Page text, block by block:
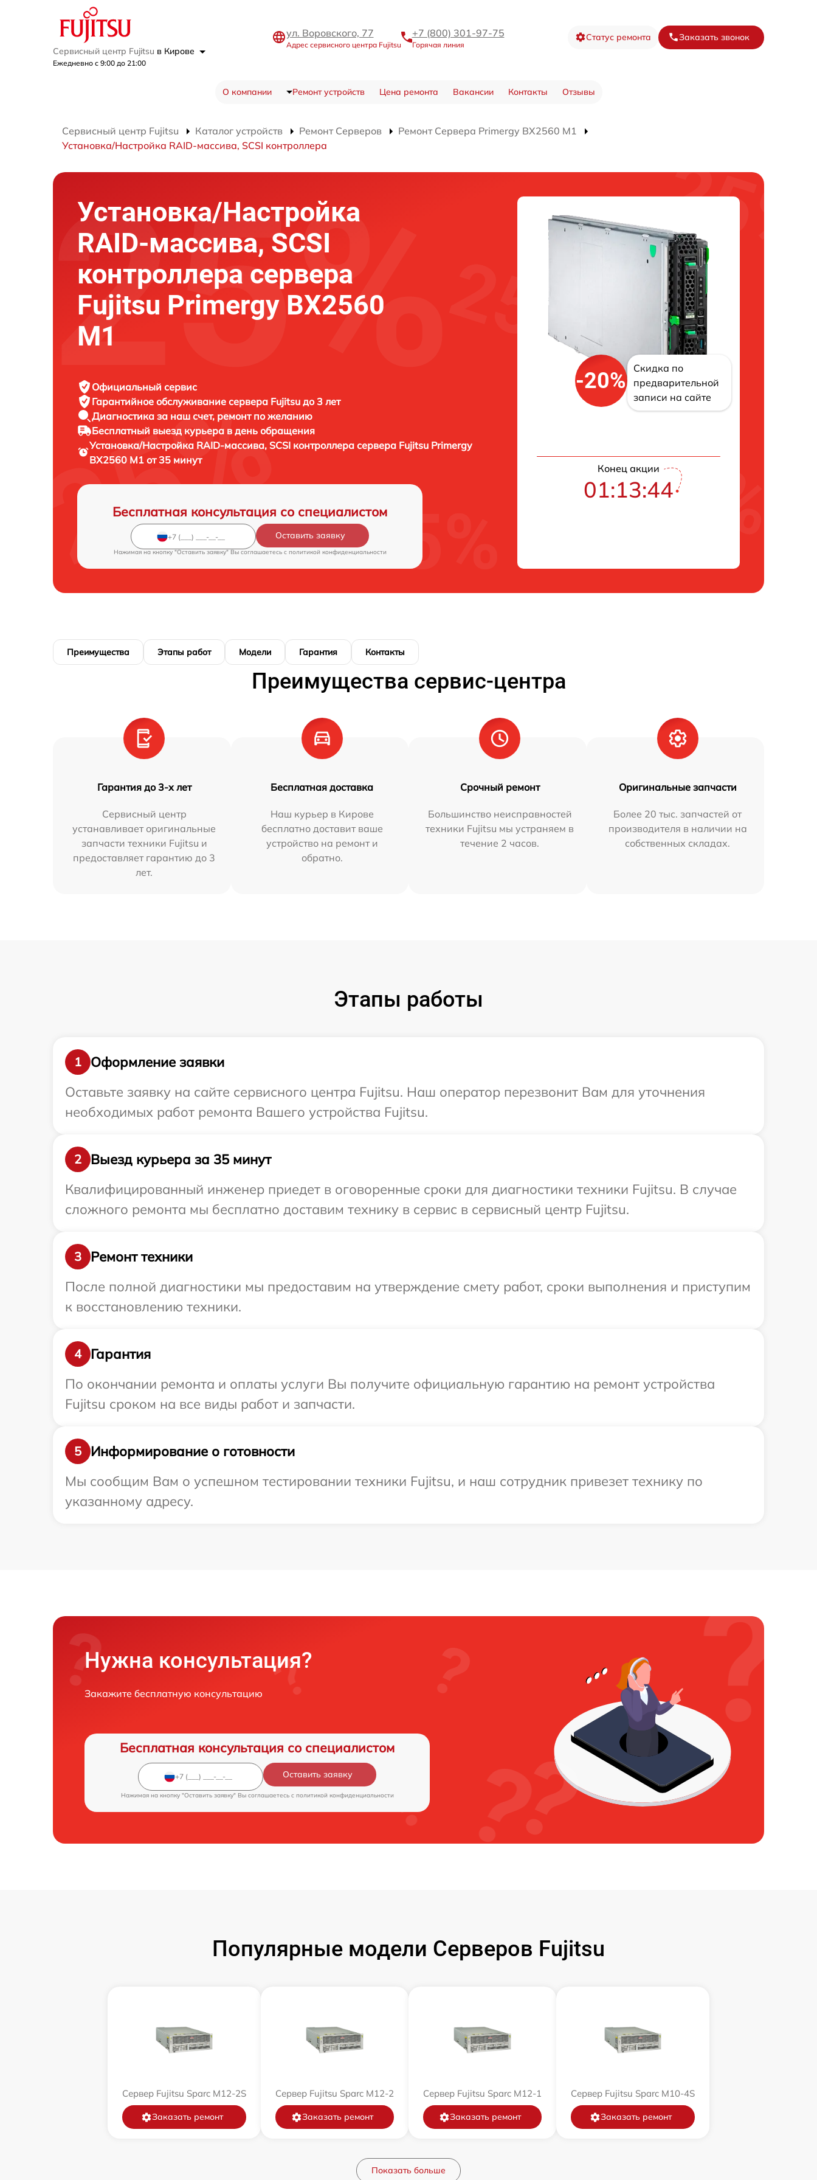
Сервисный центр Fujitsu в Кирове
Ежедневно с 9:00 до 21:00
ул. Воровского, 77
Адрес сервисного центра Fujitsu
+7 (800) 301-97-75
Горячая линия
Статус ремонта Заказать звонок
О компании Ремонт устройств Цена ремонта Вакансии Контакты Отзывы
Сервисный центр Fujitsu Каталог устройств Ремонт Серверов
Ремонт Сервера Primergy BX2560 M1
Установка/Настройка RAID-массива, SCSI контроллера
Установка/Настройка
RAID-массива, SCSI
контроллера сервера
Fujitsu Primergy BX2560
M1
Официальный сервис
Гарантийное обслуживание сервера Fujitsu до 3 лет
Диагностика за наш счет, ремонт по желанию
Бесплатный выезд курьера в день обращения
Установка/Настройка RAID-массива, SCSI контроллера сервера Fujitsu Primergy
BX2560 M1 от 35 минут
Бесплатная консультация со специалистом
Оставить заявку
Нажимая на кнопку "Оставить заявку" Вы соглашаетесь c политикой конфиденциальности
-20%
Скидка по
предварительной
записи на сайте
Конец акции
01:13:43
Преимущества Этапы работ Модели Гарантия Контакты
Преимущества сервис-центра
Гарантия до 3-х лет
Сервисный центр
устанавливает оригинальные
запчасти техники Fujitsu и
предоставляет гарантию до 3
лет.
Бесплатная доставка
Наш курьер в Кирове
бесплатно доставит ваше
устройство на ремонт и
обратно.
Срочный ремонт
Большинство неисправностей
техники Fujitsu мы устраняем в
течение 2 часов.
Оригинальные запчасти
Более 20 тыс. запчастей от
производителя в наличии на
собственных складах.
Этапы работы
1
Оформление заявки
Оставьте заявку на сайте сервисного центра Fujitsu. Наш оператор перезвонит Вам для уточнения
необходимых работ ремонта Вашего устройства Fujitsu.
2
Выезд курьера за 35 минут
Квалифицированный инженер приедет в оговоренные сроки для диагностики техники Fujitsu. В случае
сложного ремонта мы бесплатно доставим технику в сервис в сервисный центр Fujitsu.
3
Ремонт техники
После полной диагностики мы предоставим на утверждение смету работ, сроки выполнения и приступим
к восстановлению техники.
4
Гарантия
По окончании ремонта и оплаты услуги Вы получите официальную гарантию на ремонт устройства
Fujitsu сроком на все виды работ и запчасти.
5
Информирование о готовности
Мы сообщим Вам о успешном тестировании техники Fujitsu, и наш сотрудник привезет технику по
указанному адресу.
Нужна консультация?
Закажите бесплатную консультацию
Бесплатная консультация со специалистом
Оставить заявку
Нажимая на кнопку "Оставить заявку" Вы соглашаетесь c политикой конфиденциальности
Популярные модели Серверов Fujitsu
Сервер Fujitsu Sparc M12-2S
Заказать ремонт
Сервер Fujitsu Sparc M12-2
Заказать ремонт
Сервер Fujitsu Sparc M12-1
Заказать ремонт
Сервер Fujitsu Sparc M10-4S
Заказать ремонт
Показать больше